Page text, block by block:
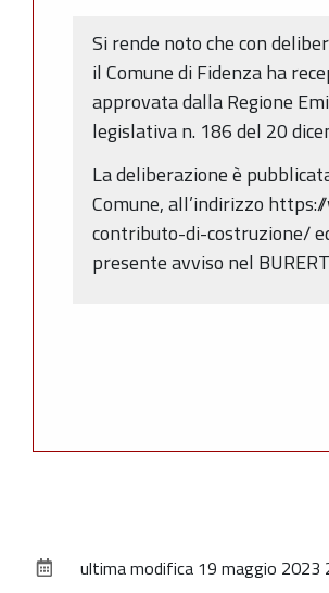
Si rende noto che con
il Comune di Fidenza ha
approvata dalla Regione
legislativa n. 186 del 20
La deliberazione è
Comune, all’indirizzo
contributo-di-costruzione/
presente avviso nel
documentoultima modifica 19 maggio 2023